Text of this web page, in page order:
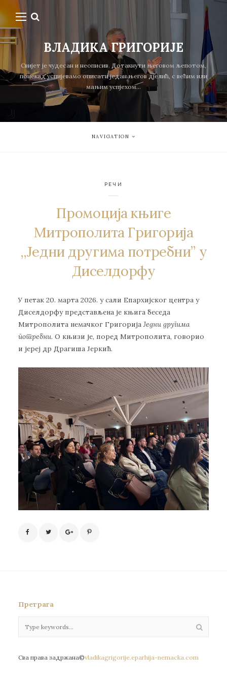
ВЛАДИКА ГРИГОРИЈЕ
Свијет је чудесан и неописив. Дотакнути његовом љепотом,
понекад успијевамо описати један његов дјелић, с већим или
мањим успјехом...
NAVIGATION
РЕЧИ
Промоција књиге
Митрополита Григорија
,,Једни другима потребни” у
Диселдорфу
У петак 20. марта 2026. у сали Епархијског центра у
Диселдорфу представљена је књига беседа
Митрополита немачког Григорија Једни другима
потребни. О књизи је, поред Митрополита, говорио
и јереј др Драгиша Јеркић.
Претрага
Сва права задржана©vladikagrigorije.eparhija-nemacka.com